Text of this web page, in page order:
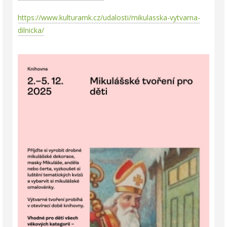
https://www.kulturamk.cz/udalosti/mikulasska-vytvarna-
dilnicka/